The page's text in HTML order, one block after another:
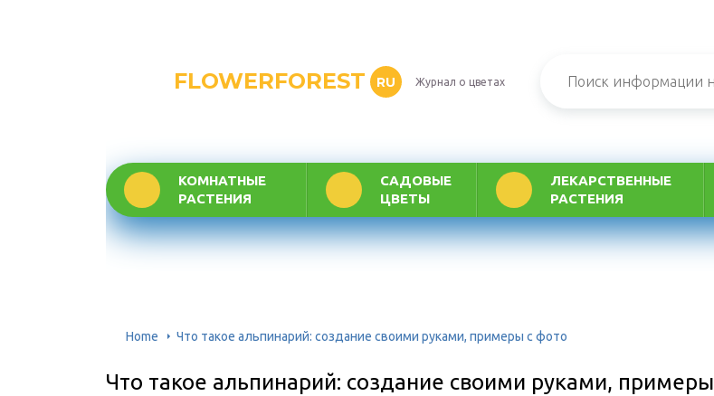
FLOWERFOREST RU Журнал о цветах
КОМНАТНЫЕ
РАСТЕНИЯ
САДОВЫЕ
ЦВЕТЫ
ЛЕКАРСТВЕННЫЕ
РАСТЕНИЯ
Home Что такое альпинарий: создание своими руками, примеры с фото
Что такое альпинарий: создание своими руками, примеры